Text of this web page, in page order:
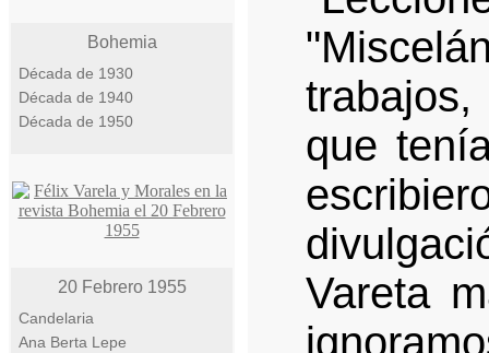
Bohemia
Década de 1930
Década de 1940
Década de 1950
20 Febrero 1955
Candelaria
Ana Berta Lepe
que
Vareta